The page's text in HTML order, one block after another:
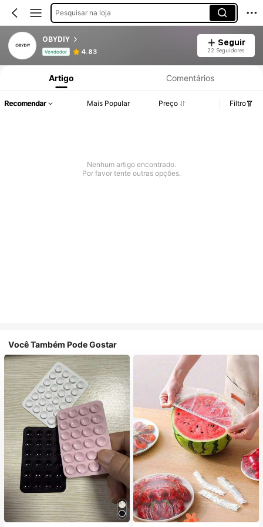
Pesquisar na loja
OBYDIY
Vendedor 4.83
Seguir
22 Seguidores
Informações do Produto: Divulgação de Preço, Vendas e Detalhes de Stock.
Artigo Comentários
Recomendar Mais Popular Preço Filtro
Nenhum artigo encontrado.
Por favor tente outras opções.
Você Também Pode Gostar